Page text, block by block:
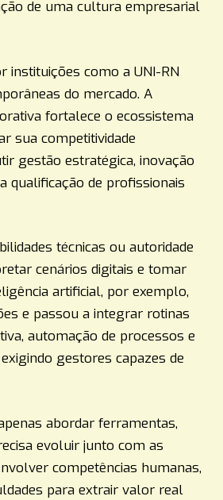
de uma cultura empresarial
instituições como a UNI-RN
do mercado. A
fortalece o ecossistema
sua competitividade
gestão estratégica, inovação
qualificação de profissionais
técnicas ou autoridade
cenários digitais e tomar
artificial, por exemplo,
e passou a integrar rotinas
automação de processos e
gestores capazes de
abordar ferramentas,
evoluir junto com as
competências humanas,
para extrair valor real